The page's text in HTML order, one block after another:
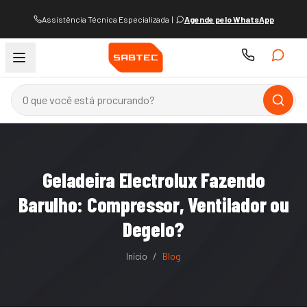
Assistência Técnica Especializada | Agende pelo WhatsApp
Geladeira Electrolux Fazendo
Barulho: Compressor, Ventilador ou
Degelo?
Início / Blog